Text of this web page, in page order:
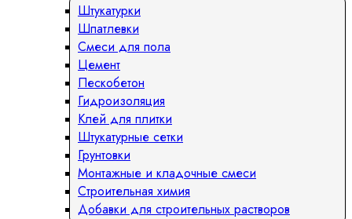
Штукатурки
Шпатлевки
Смеси для пола
Цемент
Пескобетон
Гидроизоляция
Клей для плитки
Штукатурные сетки
Грунтовки
Монтажные и кладочные смеси
Строительная химия
Добавки для строительных растворов